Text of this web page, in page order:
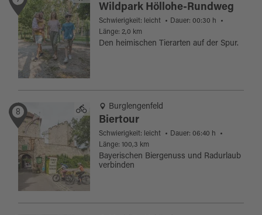
Wildpark Höllohe-Rundweg
Den heimischen Tierarten auf der Spur.
Schwierigkeit: leicht
Dauer: 00:30 h
Länge: 2,0 km
8 Burglengenfeld
Biertour
Bayerischen Biergenuss und Radurlaub
verbinden
Schwierigkeit: leicht
Dauer: 06:40 h
Länge: 100,3 km